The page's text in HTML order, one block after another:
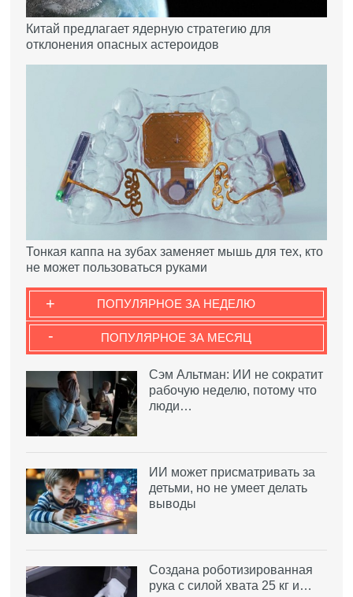
Китай предлагает ядерную стратегию для
отклонения опасных астероидов
Тонкая каппа на зубах заменяет мышь для тех, кто
не может пользоваться руками
ПОПУЛЯРНОЕ ЗА НЕДЕЛЮ
+
ПОПУЛЯРНОЕ ЗА МЕСЯЦ
-
Сэм Альтман: ИИ не сократит
рабочую неделю, потому что
люди…
ИИ может присматривать за
детьми, но не умеет делать
выводы
Создана роботизированная
рука с силой хвата 25 кг и…